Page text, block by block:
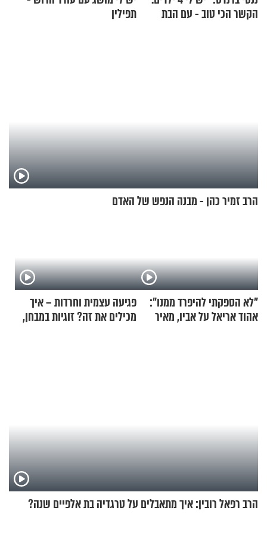
הקשר הכי טוב - עם הבת
תפילין
הרב זמיר כהן - מבנה הנפש של האדם
"לא הספקתי להיפרד ממנו":
אהוד אריאל על אביו, מאיר
פגיעה עצמית וחרדות – איך
מכילים את זה? זוגיות במבחן,
הרב רפאל רובין: איך מתאבלים על טרגדיה בת אלפיים שנה?